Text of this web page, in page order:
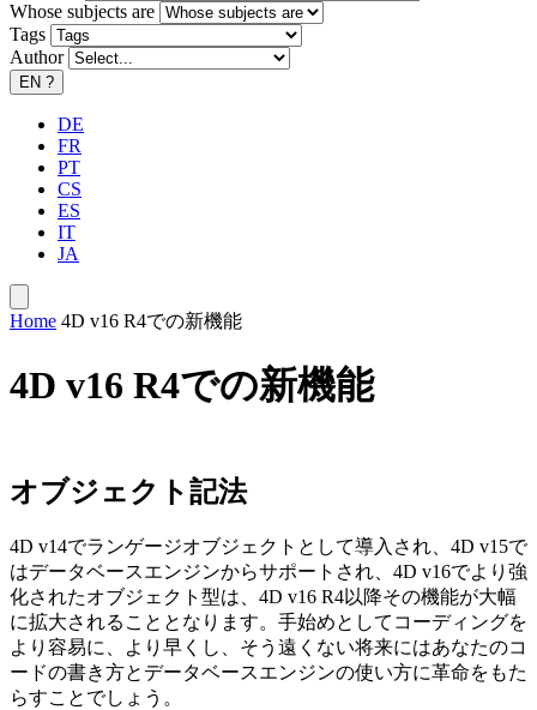
Whose subjects are
Tags
Author
EN ?
DE
FR
PT
CS
ES
IT
JA
Home 4D v16 R4での新機能
4D v16 R4での新機能
オブジェクト記法
4D v14でランゲージオブジェクトとして導入され、4D v15で
はデータベースエンジンからサポートされ、4D v16でより強
化されたオブジェクト型は、4D v16 R4以降その機能が大幅
に拡大されることとなります。手始めとしてコーディングを
より容易に、より早くし、そう遠くない将来にはあなたのコ
ードの書き方とデータベースエンジンの使い方に革命をもた
らすことでしょう。